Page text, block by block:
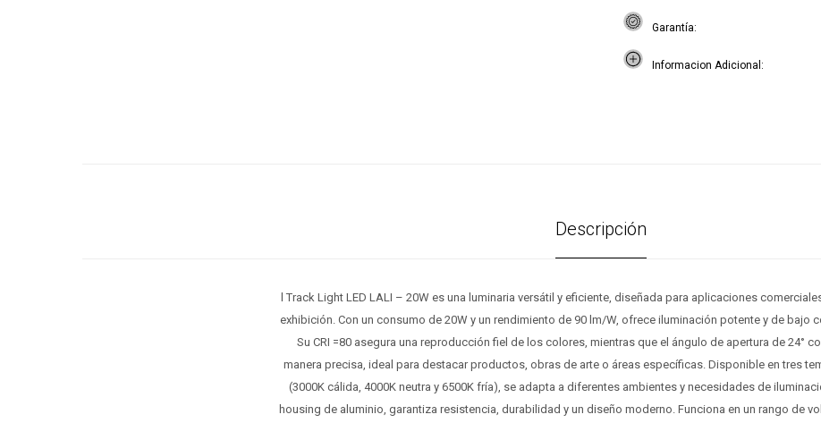
Garantía
Informacion Adicional
Descripción
l Track Light LED LALI – 20W es una luminaria versátil y eficiente, diseñada para aplicaciones
exhibición. Con un consumo de 20W y un rendimiento de 90 lm/W, ofrece iluminación potente y de bajo
Su CRI =80 asegura una reproducción fiel de los colores, mientras que el ángulo de apertura de 24°
manera precisa, ideal para destacar productos, obras de arte o áreas específicas. Disponible en tres
(3000K cálida, 4000K neutra y 6500K fría), se adapta a diferentes ambientes y necesidades de
housing de aluminio, garantiza resistencia, durabilidad y un diseño moderno. Funciona en un rango de